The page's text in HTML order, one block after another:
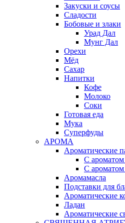
Закуски и соусы
Сладости
Бобовые и злаки
Урад Дал
Мунг Дал
Орехи
Мёд
Сахар
Напитки
Кофе
Молоко
Соки
Готовая еда
Мука
Суперфуды
АРОМА
Ароматические
С ароматом
С
Аромамасла
Подставки для
Ароматические
Ладан
Ароматические